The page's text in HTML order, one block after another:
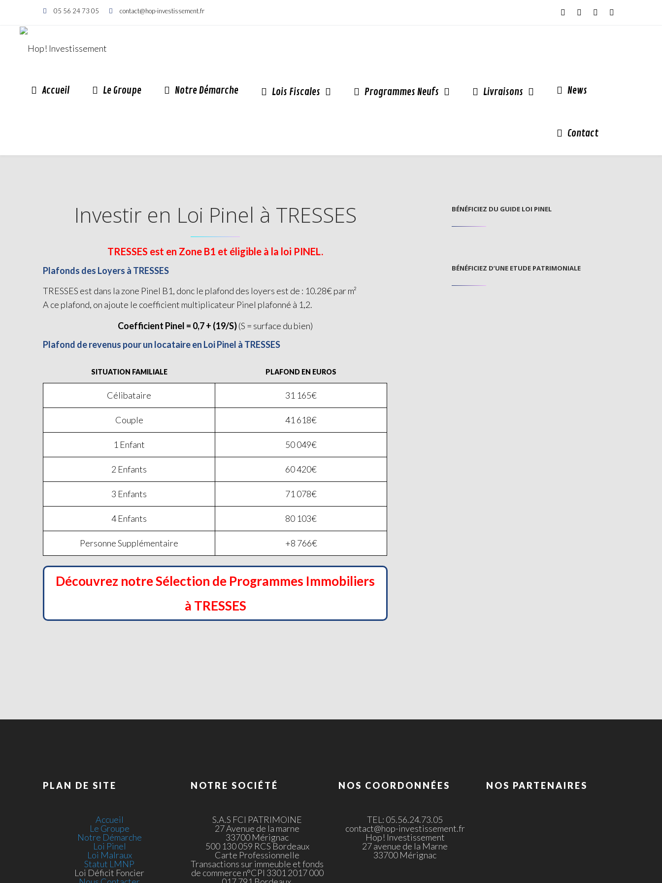
05 56 24 73 05 contact@hop-investissement.fr
Accueil Le Groupe Notre Démarche Lois Fiscales Programmes Neufs Livraisons News
Contact
Investir en Loi Pinel à TRESSES
TRESSES est en Zone B1 et éligible à la loi PINEL.
Plafonds des Loyers à TRESSES
TRESSES est dans la zone Pinel B1, donc le plafond des loyers est de : 10.28€ par m²
A ce plafond, on ajoute le coefficient multiplicateur Pinel plafonné à 1,2.
Coefficient Pinel = 0,7 + (19/S)(S = surface du bien)
Plafond de revenus pour un locataire en Loi Pinel à TRESSES
SITUATION FAMILIALE
Célibataire
Couple
1 Enfant
2 Enfants
3 Enfants
4 Enfants
Personne Supplémentaire
PLAFOND EN EUROS
31 165€
41 618€
50 049€
60 420€
71 078€
80 103€
+8 766€
Découvrez notre Sélection de Programmes Immobiliers
à TRESSES
BÉNÉFICIEZ DU GUIDE LOI PINEL
BÉNÉFICIEZ D’UNE ETUDE PATRIMONIALE
PLAN DE SITE
Accueil
Le Groupe
Notre Démarche
Loi Pinel
Loi Malraux
Statut LMNP
Loi Déficit Foncier
NOTRE SOCIÉTÉ
S.A.S FCI PATRIMOINE
27 Avenue de la marne
33700 Mérignac
500 130 059 RCS Bordeaux
Carte Professionnelle
Transactions sur immeuble et fonds
de commerce n°CPI 3301 2017 000
NOS COORDONNÉES
TEL: 05.56.24.73.05
contact@hop-investissement.fr
Hop! Investissement
27 avenue de la Marne
33700 Mérignac
NOS PARTENAIRES